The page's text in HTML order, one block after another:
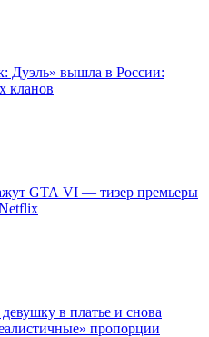
Дуэль» вышла в России:
кланов
GTA VI — тизер премьеры
в платье и снова
пропорции